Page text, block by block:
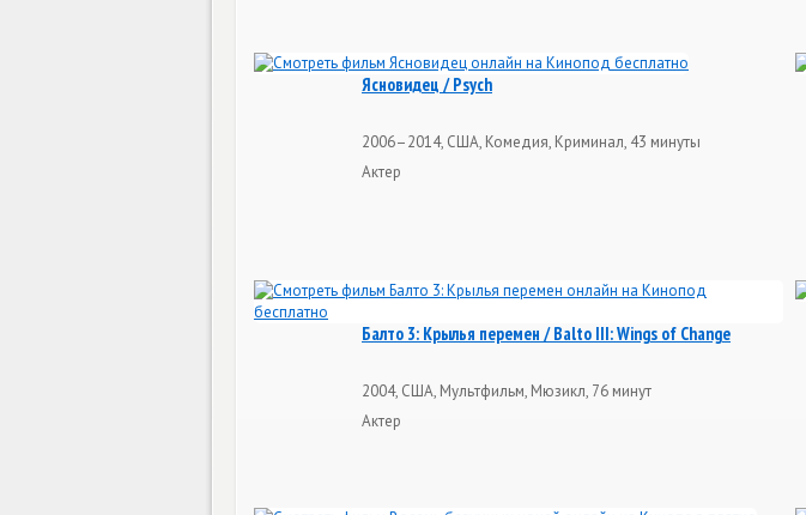
Ясновидец / Psych
2006–2014, США, Комедия, Криминал, 43 минуты
Актер
Балто 3: Крылья перемен / Balto III: Wings of Change
2004, США, Мультфильм, Мюзикл, 76 минут
Актер